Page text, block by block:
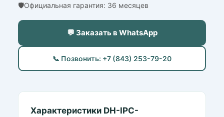
🛡️Официальная гарантия: 36 месяцев
💬 Заказать в WhatsApp
📞 Позвонить: +7 (843) 253-79-20
Характеристики DH-IPC-